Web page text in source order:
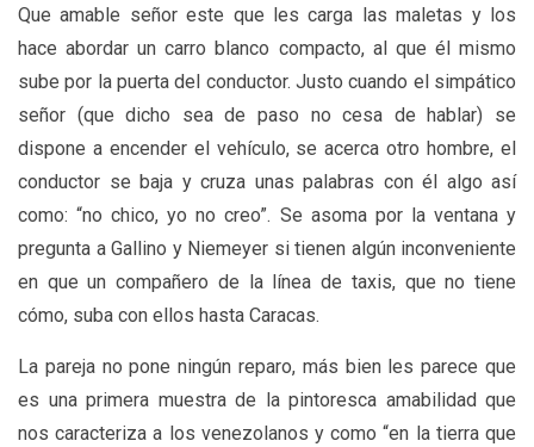
Que amable señor este que les carga las maletas y los
hace abordar un carro blanco compacto, al que él mismo
sube por la puerta del conductor. Justo cuando el simpático
señor (que dicho sea de paso no cesa de hablar) se
dispone a encender el vehículo, se acerca otro hombre, el
conductor se baja y cruza unas palabras con él algo así
como: “no chico, yo no creo”. Se asoma por la ventana y
pregunta a Gallino y Niemeyer si tienen algún inconveniente
en que un compañero de la línea de taxis, que no tiene
cómo, suba con ellos hasta Caracas.
La pareja no pone ningún reparo, más bien les parece que
es una primera muestra de la pintoresca amabilidad que
nos caracteriza a los venezolanos y como “en la tierra que